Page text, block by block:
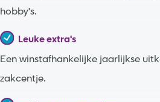
hobby's.
Leuke extra's
Een winstafhankelijke jaarlijkse
zakcentje.